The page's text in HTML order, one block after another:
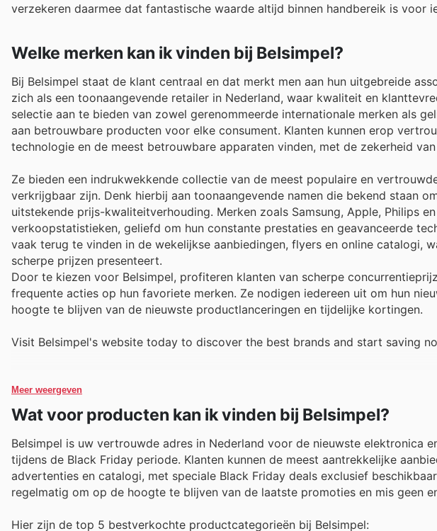
verzekeren daarmee dat fantastische waarde altijd binnen handbereik is voor
Welke merken kan ik vinden bij Belsimpel?
Bij Belsimpel staat de klant centraal en dat merkt men aan hun uitgebreide
zich als een toonaangevende retailer in Nederland, waar kwaliteit en
selectie aan te bieden van zowel gerenommeerde internationale merken als
aan betrouwbare producten voor elke consument. Klanten kunnen erop
technologie en de meest betrouwbare apparaten vinden, met de zekerheid
Ze bieden een indrukwekkende collectie van de meest populaire en
verkrijgbaar zijn. Denk hierbij aan toonaangevende namen die bekend staan
uitstekende prijs-kwaliteitverhouding. Merken zoals Samsung, Apple, Philips
verkoopstatistieken, geliefd om hun constante prestaties en geavanceerde
vaak terug te vinden in de wekelijkse aanbiedingen, flyers en online catalogi,
scherpe prijzen presenteert.
Door te kiezen voor Belsimpel, profiteren klanten van scherpe
frequente acties op hun favoriete merken. Ze nodigen iedereen uit om hun
hoogte te blijven van de nieuwste productlanceringen en tijdelijke kortingen.
Visit Belsimpel's website today to discover the best brands and start saving
Meer weergeven
Wat voor producten kan ik vinden bij Belsimpel?
Belsimpel is uw vertrouwde adres in Nederland voor de nieuwste elektronica
tijdens de Black Friday periode. Klanten kunnen de meest aantrekkelijke
advertenties en catalogi, met speciale Black Friday deals exclusief
regelmatig om op de hoogte te blijven van de laatste promoties en mis geen
Hier zijn de top 5 bestverkochte productcategorieën bij Belsimpel: